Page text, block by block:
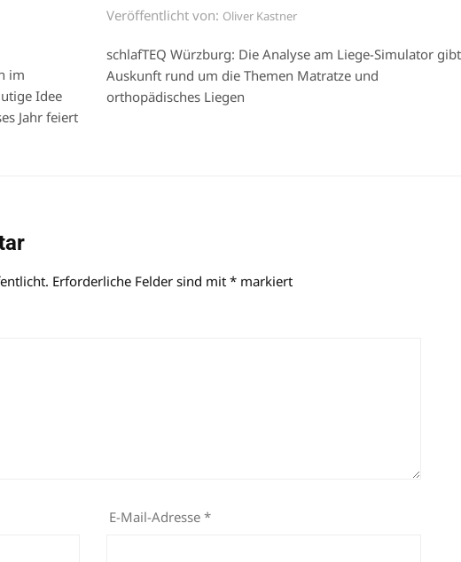
im
Idee
Jahr feiert
Veröffentlicht von: Oliver Kastner
schlafTEQ Würzburg: Die Analyse am Liege-Simulator gibt
Auskunft rund um die Themen Matratze und
orthopädisches Liegen
Erforderliche Felder sind mit * markiert
E-Mail-Adresse *